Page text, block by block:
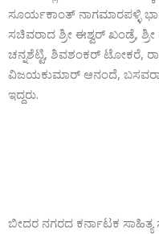
ಸೂರ್ಯಕಾಂತ್ ನಾಗಮಾರಪಳ್ಳಿ
ಸಚಿವರಾದ ಶ್ರೀ ಈಶ್ವರ್ ಖಂಡ್ರೆ,
ಚನ್ನಶೆಟ್ಟಿ, ಶಿವಶಂಕರ್ ಟೋಕರೆ,
ವಿಜಯಕುಮಾರ್ ಆನಂದೆ,
ಇದ್ದರು.
ಬೀದರ ನಗರದ ಕರ್ನಾಟಕ ಸಾಹಿತ್ಯ